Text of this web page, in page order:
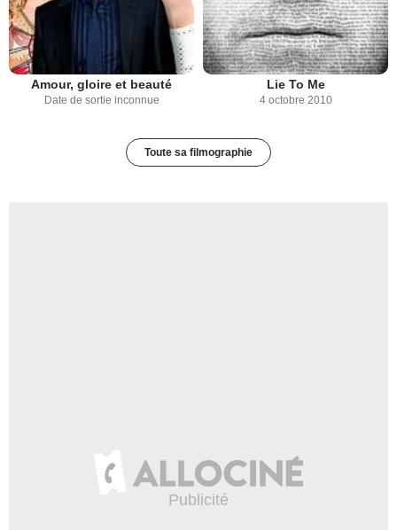
Amour, gloire et beauté
Date de sortie inconnue
Lie To Me
4 octobre 2010
Toute sa filmographie